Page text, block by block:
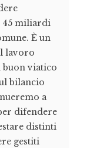
45 miliardi
È un
lavoro
viatico
bilancio
a
difendere
distinti
gestiti